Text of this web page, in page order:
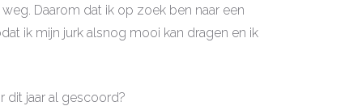
Daarom dat ik op zoek ben naar een
ik mijn jurk alsnog mooi kan dragen en ik
dit jaar al gescoord?